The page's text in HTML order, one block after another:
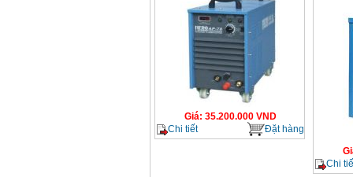
Giá: 35.200.000 VND
Chi tiết
Đặt hàng
Chi